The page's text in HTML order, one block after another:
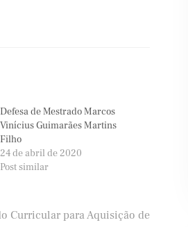
Defesa de Mestrado Marcos
Vinícius Guimarães Martins
Filho
24 de abril de 2020
Post similar
Curricular para Aquisição de